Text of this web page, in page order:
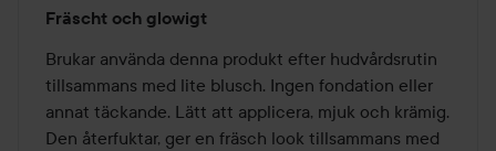
5
av
5
Fräscht och glowigt
Brukar använda denna produkt efter hudvårdsrutin
tillsammans med lite blusch. Ingen fondation eller
annat täckande. Lätt att applicera, mjuk och krämig.
Den återfuktar, ger en fräsch look tillsammans med